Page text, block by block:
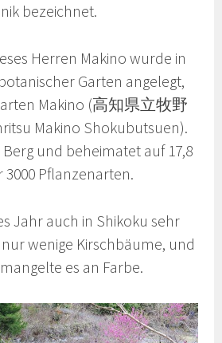
bezeichnet.
Herren Makino wurde in
Garten angelegt,
Makino (高知県立牧野
Makino Shokubutsuen).
und beheimatet auf 17,8
Pflanzenarten.
Jahr auch in Shikoku sehr
wenige Kirschbäume, und
es an Farbe.